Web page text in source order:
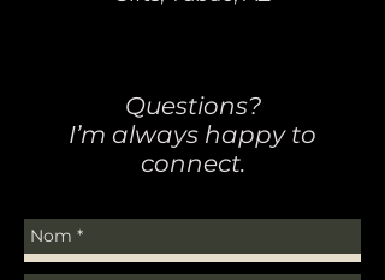
Questions?
I’m always happy to
connect.